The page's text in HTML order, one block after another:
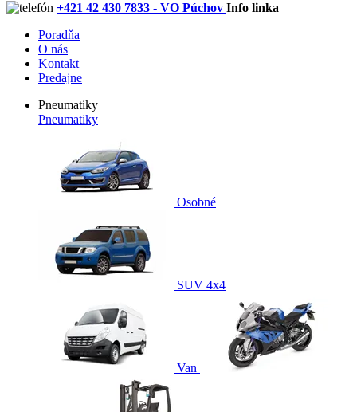
+421 42 430 7833 - VO Púchov Info linka
Poradňa
O nás
Kontakt
Predajne
Pneumatiky
Pneumatiky
Osobné
SUV 4x4
Van